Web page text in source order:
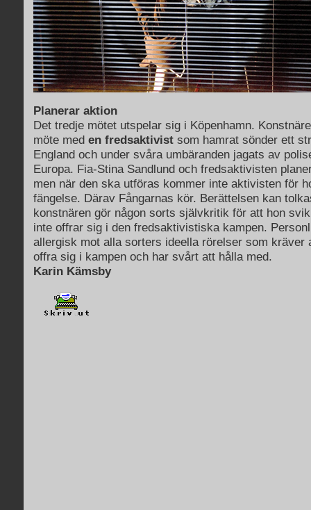
Planerar aktion
Det tredje mötet utspelar sig i Köpenhamn.
möte med en fredsaktivist som hamrat sönder ett
England och under svåra umbäranden jagats av
Europa. Fia-Stina Sandlund och fredsaktivisten
men när den ska utföras kommer inte aktivisten för
fängelse. Därav Fångarnas kör. Berättelsen kan
konstnären gör någon sorts självkritik för att hon
inte offrar sig i den fredsaktivistiska kampen.
allergisk mot alla sorters ideella rörelser som kräver
offra sig i kampen och har svårt att hålla med.
Karin Kämsby